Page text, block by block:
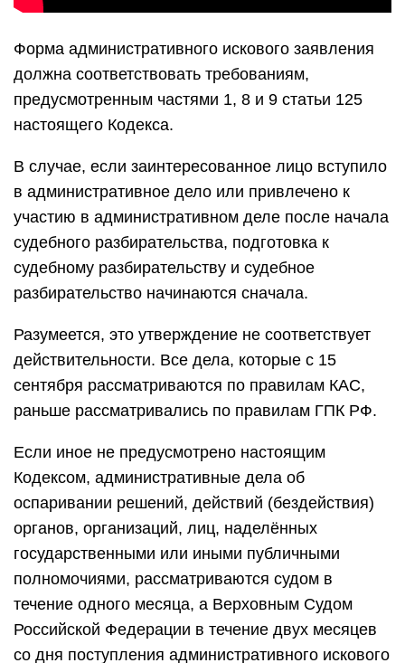
Форма административного искового заявления
должна соответствовать требованиям,
предусмотренным частями 1, 8 и 9 статьи 125
настоящего Кодекса.
В случае, если заинтересованное лицо вступило
в административное дело или привлечено к
участию в административном деле после начала
судебного разбирательства, подготовка к
судебному разбирательству и судебное
разбирательство начинаются сначала.
Разумеется, это утверждение не соответствует
действительности. Все дела, которые с 15
сентября рассматриваются по правилам КАС,
раньше рассматривались по правилам ГПК РФ.
Если иное не предусмотрено настоящим
Кодексом, административные дела об
оспаривании решений, действий (бездействия)
органов, организаций, лиц, наделённых
государственными или иными публичными
полномочиями, рассматриваются судом в
течение одного месяца, а Верховным Судом
Российской Федерации в течение двух месяцев
со дня поступления административного искового